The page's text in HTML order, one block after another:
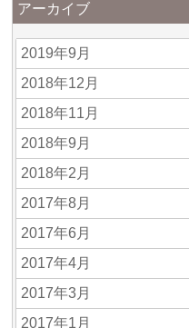
アーカイブ
2019年9月
2018年12月
2018年11月
2018年9月
2018年2月
2017年8月
2017年6月
2017年4月
2017年3月
2017年1月